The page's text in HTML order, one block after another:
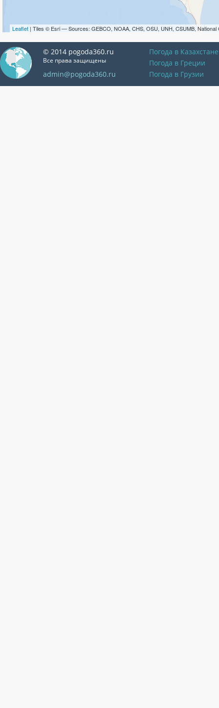
Leaflet | Tiles © Esri — Sources: GEBCO, NOAA, CHS, OSU, UNH, CSUMB, National
© 2014 pogoda360.ru
Все права защищены
admin@pogoda360.ru
Погода в Казахстане
Погода в Греции
Погода в Грузии